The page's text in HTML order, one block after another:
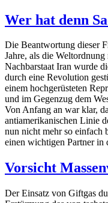
Wer hat denn
Die Beantwortung dieser
Jahre, als die
Nachbarstaat Iran wurde
durch eine Revolution
einem hochgerüsteten
und im Gegenzug dem
Von Anfang an war klar,
antiamerikanischen Linie
nun nicht mehr so einfach
einen wichtigen Partner in
Vorsicht
Der Einsatz von Giftgas